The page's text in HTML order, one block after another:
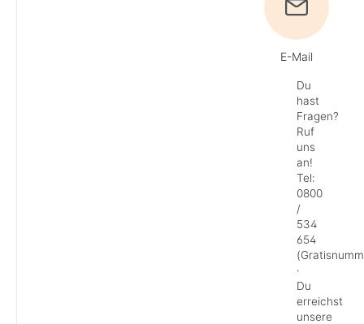
E-Mail
Du
hast
Fragen?
Ruf
uns
an!
Tel:
0800
/
534
654
·
Du
erreichst
unsere